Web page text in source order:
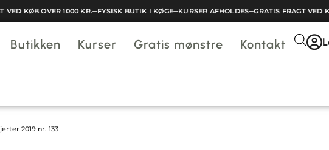
KØB OVER 1000 KR.─FYSISK BUTIK I KØGE─KURSER AFHOLDES─GRATIS FRAGT VED
Butikken Kurser Gratis mønstre Kontakt
2019 nr. 133